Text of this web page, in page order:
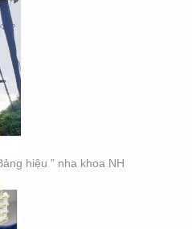
hiệu ” nha khoa NH